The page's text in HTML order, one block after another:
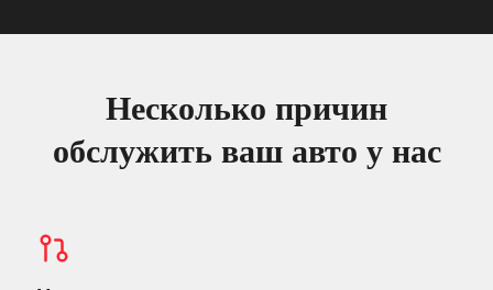
Несколько причин
обслужить ваш авто у нас